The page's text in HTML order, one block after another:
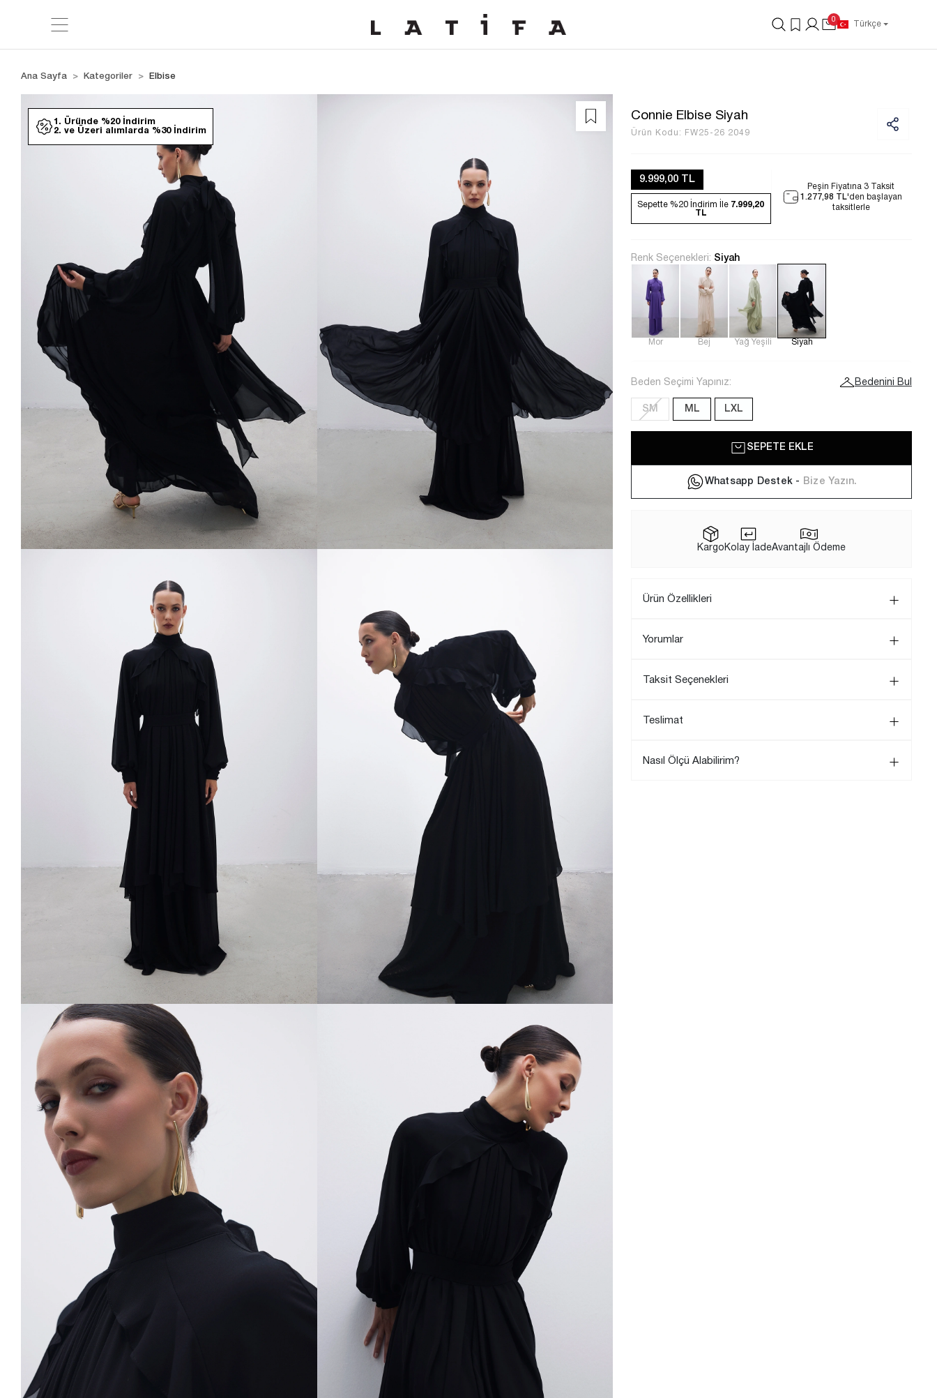
0
Türkçe
Ana Sayfa Kategoriler Elbise
1. Üründe %20 İndirim
2. ve Üzeri alımlarda %30 İndirim
Connie Elbise Siyah
Ürün Kodu: FW25-26 2049
9.999,00 TL
Sepette %20 İndirim İle 7.999,20
TL
Peşin Fiyatına 3 Taksit
1.277,98 TL'den başlayan
taksitlerle
Renk Seçenekleri: Siyah
Mor Bej Yağ Yeşili Siyah
Beden Seçimi Yapınız: Bedenini Bul
SM ML LXL
SEPETE EKLE
Whatsapp Destek - Bize Yazın.
Kargo Kolay İadeAvantajlı Ödeme
Ürün Özellikleri
Yorumlar
Taksit Seçenekleri
Teslimat
Nasıl Ölçü Alabilirim?